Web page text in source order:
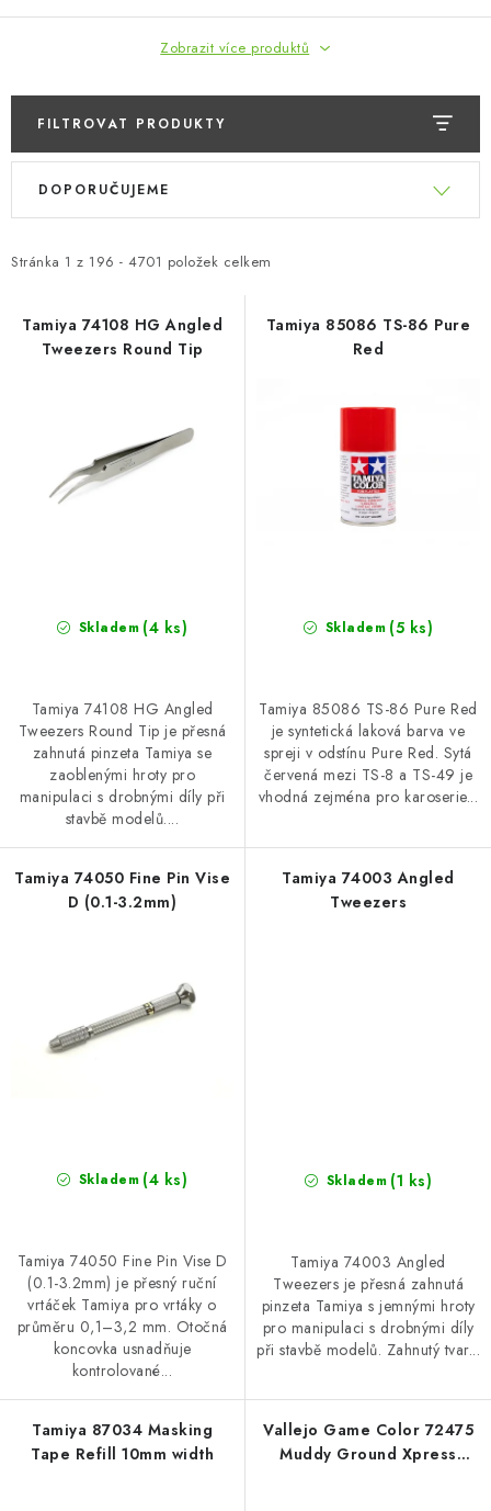
Zobrazit více produktů
FILTROVAT PRODUKTY
V
i
p
Stránka 1 z 196 - 4701 položek celkem
Ř
e
DOPORUČUJEME
Tamiya 74108 HG Angled
Tweezers Round Tip
Skladem (4 ks)
Tamiya 74108 HG Angled
Tweezers Round Tip je přesná
zahnutá pinzeta Tamiya se
zaoblenými hroty pro
manipulaci s drobnými díly při
stavbě modelů....
Tamiya 85086 TS-86 Pure
Red
Skladem (5 ks)
Tamiya 85086 TS-86 Pure Red
je syntetická laková barva ve
spreji v odstínu Pure Red. Sytá
červená mezi TS-8 a TS-49 je
vhodná zejména pro karoserie...
Tamiya 74050 Fine Pin Vise
D (0.1-3.2mm)
Skladem (4 ks)
Tamiya 74050 Fine Pin Vise D
(0.1-3.2mm) je přesný ruční
vrtáček Tamiya pro vrtáky o
průměru 0,1–3,2 mm. Otočná
koncovka usnadňuje
kontrolované...
Tamiya 74003 Angled
Tweezers
Skladem (1 ks)
Tamiya 74003 Angled
Tweezers je přesná zahnutá
pinzeta Tamiya s jemnými hroty
pro manipulaci s drobnými díly
při stavbě modelů. Zahnutý tvar...
Tamiya 87034 Masking
Tape Refill 10mm width
Vallejo Game Color 72475
Muddy Ground Xpress